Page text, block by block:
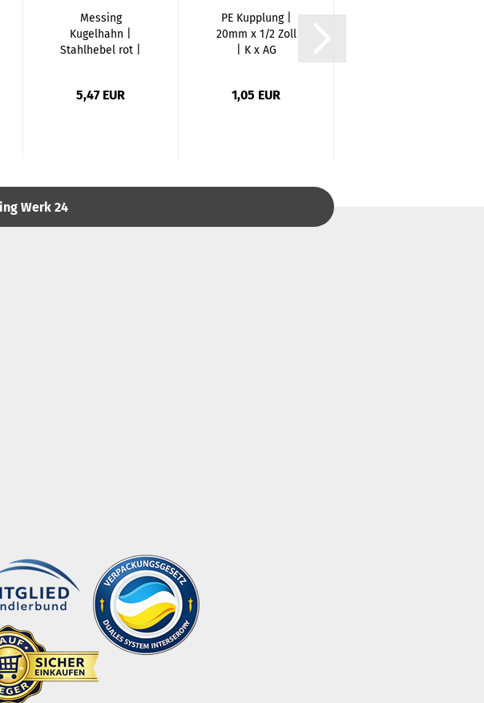
Messing
Kugelhahn |
Stahlhebel rot |
5,47 EUR
PE Kupplung |
20mm x 1/2 Zoll
| K x AG
1,05 EUR
Werk 24